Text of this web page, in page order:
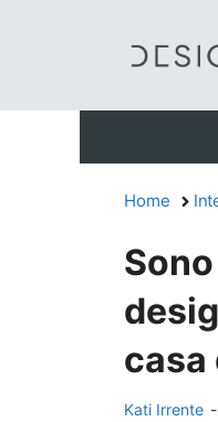
Home
casa
Kati Irrente -